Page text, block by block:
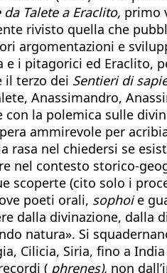
Talete a Eraclito, primo
rivisto quella che
argomentazioni e
e i pitagorici ed
il terzo dei Sentieri di
Anassimandro,
la polemica sulle
ammirevole per
rasa nel chiedersi se
nel contesto storico-
scoperte (cito solo i
poeti orali, sophoie
dalla divinazione, dalla
natura». Si
Cilicia, Siria, fino a
( phrenes), non